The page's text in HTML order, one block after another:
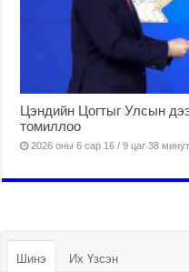
Цэндийн Цогтыг Улсын
томиллоо
2026 оны 6 сар 16 / 9 цаг 38 минут
Шинэ Их Үзсэн